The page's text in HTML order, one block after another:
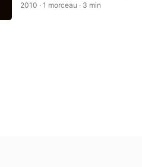
2010 · 1 morceau · 3 min